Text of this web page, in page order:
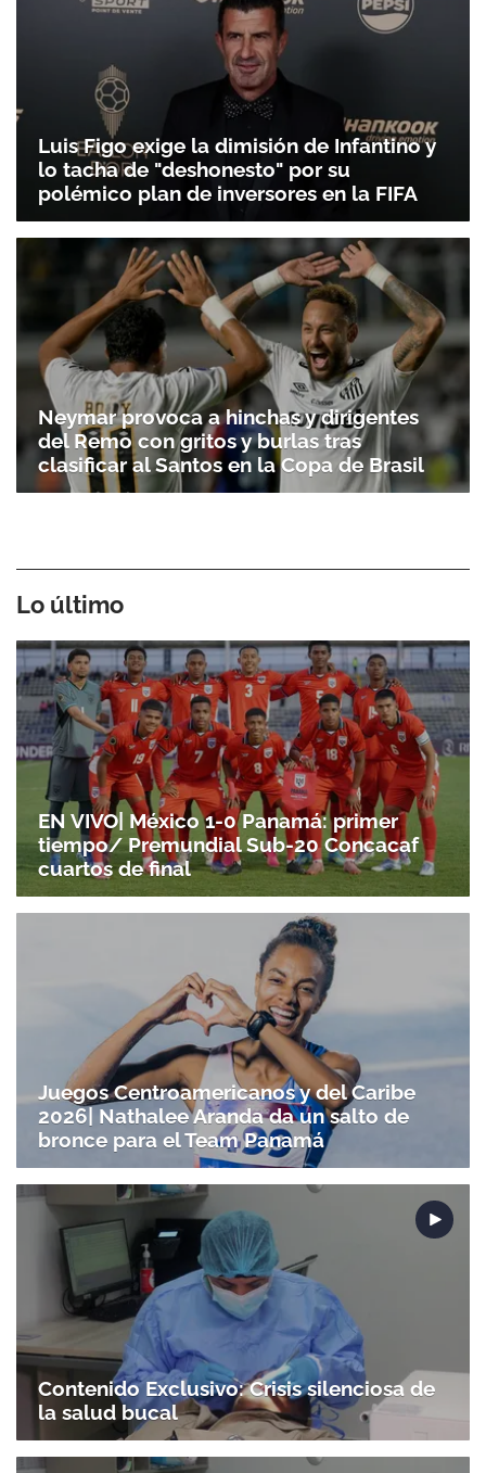
Luis Figo exige la dimisión de Infantino y
lo tacha de "deshonesto" por su
polémico plan de inversores en la FIFA
Neymar provoca a hinchas y dirigentes
del Remo con gritos y burlas tras
clasificar al Santos en la Copa de Brasil
Lo último
EN VIVO| México 1-0 Panamá: primer
tiempo/ Premundial Sub-20 Concacaf
cuartos de final
Juegos Centroamericanos y del Caribe
2026| Nathalee Aranda da un salto de
bronce para el Team Panamá
Contenido Exclusivo: Crisis silenciosa de
la salud bucal